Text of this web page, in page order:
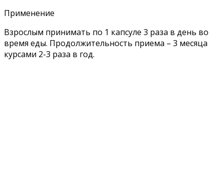
Применение
Взрослым принимать по 1 капсуле 3 раза в день во
время еды. Продолжительность приема – 3 месяца
курсами 2-3 раза в год.